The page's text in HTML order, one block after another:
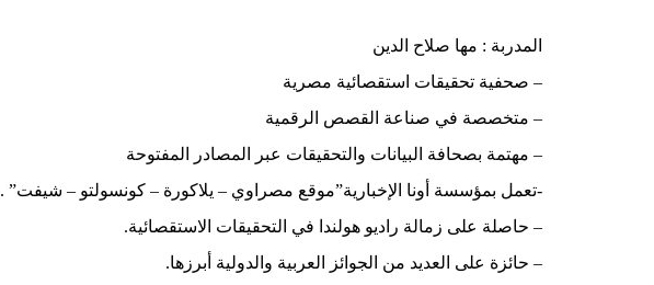
المدربة : مها صلاح الدين
– صحفية تحقيقات استقصائية مصرية
– متخصصة في صناعة القصص الرقمية
– مهتمة بصحافة البيانات والتحقيقات عبر المصادر المفتوحة
-تعمل بمؤسسة أونا الإخبارية”موقع مصراوي – يلاكورة – كونسولتو – شيفت” .
– حاصلة على زمالة راديو هولندا في التحقيقات الاستقصائية.
– حائزة على العديد من الجوائز العربية والدولية أبرزها.